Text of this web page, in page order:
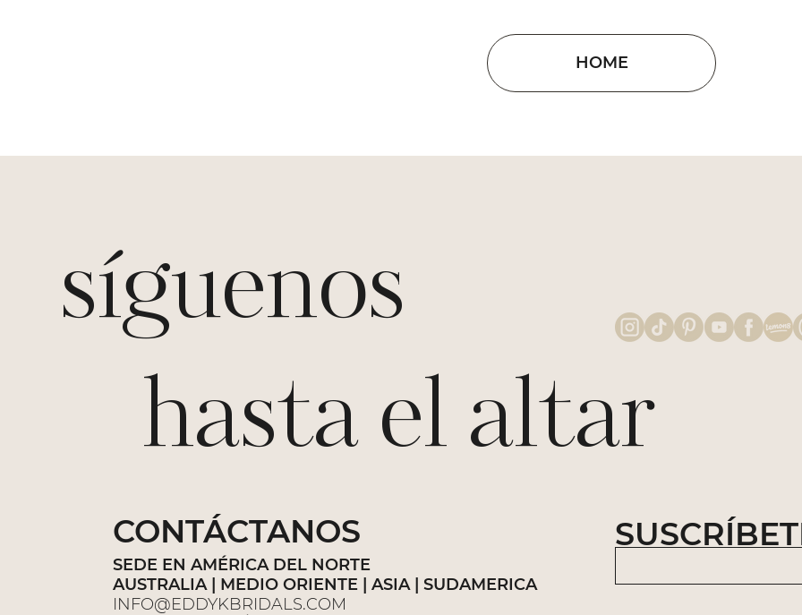
HOME
síguenos
hasta el altar
SEDE EN AMÉRICA DEL NORTE
AUSTRALIA | MEDIO ORIENTE | ASIA | SUDAMERICA
INFO@EDDYKBRIDALS.COM
CONTÁCTANOS